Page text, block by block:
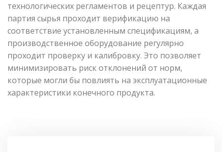
технологических регламентов и рецептур. Каждая
партия сырья проходит верификацию на
соответствие установленным спецификациям, а
производственное оборудование регулярно
проходит проверку и калибровку. Это позволяет
минимизировать риск отклонений от норм,
которые могли бы повлиять на эксплуатационные
характеристики конечного продукта.